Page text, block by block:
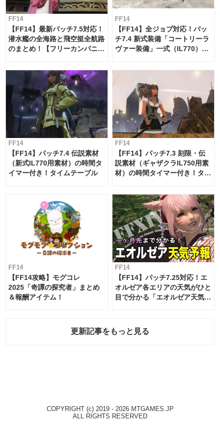
FF14
【FF14】最新パッチ7.5対応！
潜水艦の全海路と飛空挺全航路
のまとめ！【フリーカンパニ
FF14
【FF14】全ジョブ対応！パッ
チ7.4 新式装備「コートリーラ
ヴァー装備」一式（IL770）の
FF14
【FF14】パッチ7.4 伝説素材
（新式IL770用素材）の時間タ
イマー付き！タイムテーブル
FF14
【FF14】パッチ7.3 刻限・伝
説素材（ギャザクラIL750用素
材）の時間タイマー付き！タイ
FF14
【FF14攻略】モグコレ
2025「奇譚の探究者」まとめ
＆報酬アイテム！
FF14
【FF14】パッチ7.25対応！エ
オルゼア各エリアの天気がひと
目で分かる「エオルゼア天気予
更新記事をもっと見る
COPYRIGHT (c) 2019 - 2026 MTGAMES.JP
ALL RIGHTS RESERVED